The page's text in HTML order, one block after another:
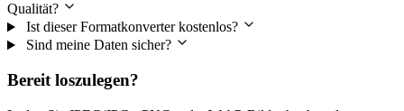
Qualität?
Ist dieser Formatkonverter kostenlos?
Sind meine Daten sicher?
Bereit loszulegen?